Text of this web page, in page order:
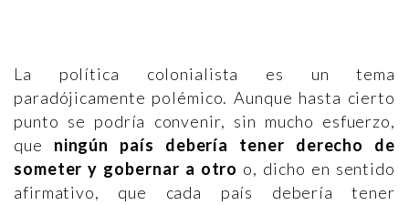
La política colonialista es un tema
paradójicamente polémico. Aunque hasta cierto
punto se podría convenir, sin mucho esfuerzo,
que ningún país debería tener derecho de
someter y gobernar a otro o, dicho en sentido
afirmativo, que cada país debería tener